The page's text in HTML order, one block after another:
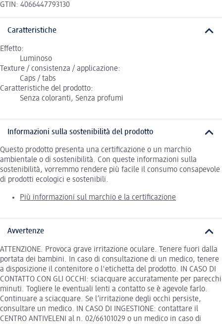
GTIN: 4066447793130
Caratteristiche
Effetto:
Luminoso
Texture / consistenza / applicazione:
Caps / tabs
Caratteristiche del prodotto:
Senza coloranti, Senza profumi
Informazioni sulla sostenibilità del prodotto
Questo prodotto presenta una certificazione o un marchio
ambientale o di sostenibilità. Con queste informazioni sulla
sostenibilità, vorremmo rendere più facile il consumo consapevole
di prodotti ecologici e sostenibili.
Più informazioni sul marchio e la certificazione
Avvertenze
ATTENZIONE. Provoca grave irritazione oculare. Tenere fuori dalla
portata dei bambini. In caso di consultazione di un medico, tenere
a disposizione il contenitore o l'etichetta del prodotto. IN CASO DI
CONTATTO CON GLI OCCHI: sciacquare accuratamente per parecchi
minuti. Togliere le eventuali lenti a contatto se è agevole farlo.
Continuare a sciacquare. Se l’irritazione degli occhi persiste,
consultare un medico. IN CASO DI INGESTIONE: contattare il
CENTRO ANTIVELENI al n. 02/66101029 o un medico in caso di